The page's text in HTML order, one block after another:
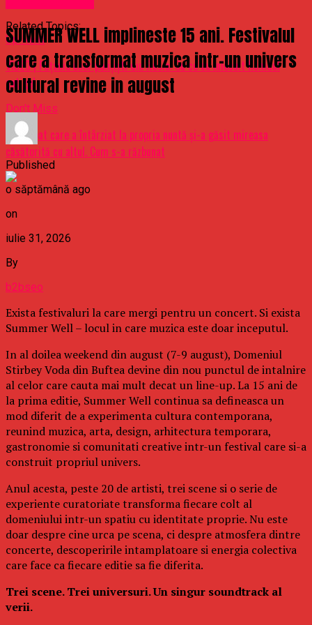
Related Topics:
Up Next
VIDEO | Păţania unor poliţişti din Rusia: Cu ce au înlocuit lichidul
antigel
Don't Miss
Un bărbat care a întârziat la propria nuntă şi-a găsit mireasa
căsătorită cu altul. Cum s-a răzbunat
SUMMER WELL implineste 15 ani. Festivalul
care a transformat muzica intr-un univers
cultural revine in august
Published
o săptămână ago
on
iulie 31, 2026
By
b2bseo
Exista festivaluri la care mergi pentru un concert. Si exista
Summer Well – locul in care muzica este doar inceputul.
In al doilea weekend din august (7-9 august), Domeniul
Stirbey Voda din Buftea devine din nou punctul de intalnire
al celor care cauta mai mult decat un line-up. La 15 ani de
la prima editie, Summer Well continua sa defineasca un
mod diferit de a experimenta cultura contemporana,
reunind muzica, arta, design, arhitectura temporara,
gastronomie si comunitati creative intr-un festival care si-a
construit propriul univers.
Anul acesta, peste 20 de artisti, trei scene si o serie de
experiente curatoriate transforma fiecare colt al
domeniului intr-un spatiu cu identitate proprie. Nu este
doar despre cine urca pe scena, ci despre atmosfera dintre
concerte, descoperirile intamplatoare si energia colectiva
care face ca fiecare editie sa fie diferita.
Trei scene. Trei universuri. Un singur soundtrack al
verii.